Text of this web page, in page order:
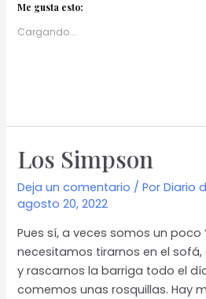
Me gusta esto:
Cargando...
Los Simpson
Deja un comentario / PorDiario
agosto 20, 2022
Pues sí, a veces somos un poco
necesitamos tirarnos en el sofá,
y rascarnos la barriga todo el
comemos unas rosquillas. Hay